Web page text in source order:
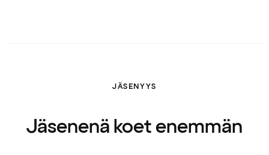
JÄSENYYS
Jäsenenä koet enemmän